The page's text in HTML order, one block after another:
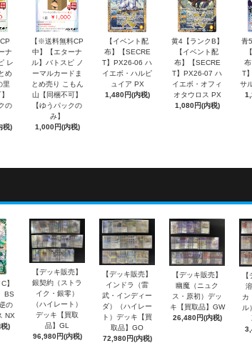
ナ
レ
め
里
の
税)
【※送料無料CP
中】【エターナ
ル】バトスピ ノ
ーマルカードま
とめ売り こもん
山【同梱不可】
【ゆうパックの
み】
1,000円(内税)
【イベント配
布】【SECRE
T】PX26-06 ハ
イエボ・ハルピ
ュイア PX
1,480円(内税)
黄4【ランクB】
【イベント配
布】【SECRE
T】PX26-07 ハ
イエボ・オフィ
オタウロス PX
1,080円(内税)
青
T
サ
】
BS
の
NX
)
【デッキ販売】
銀契約（ストラ
イク・銀零）
（ハイレート）
デッキ【買取
品】GL
96,980円(内税)
【デッキ販売】
インドラ（雷
武・インディー
ダ）（ハイレー
ト）デッキ【買
取品】GO
72,980円(内税)
【デッキ販売】
幽魔（ニュク
ス・原初）デッ
キ【買取品】GW
26,480円(内税)
カ
ル